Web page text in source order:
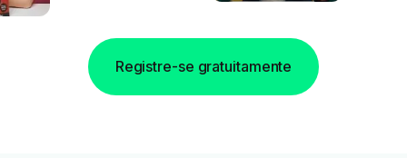
Registre-se gratuitamente